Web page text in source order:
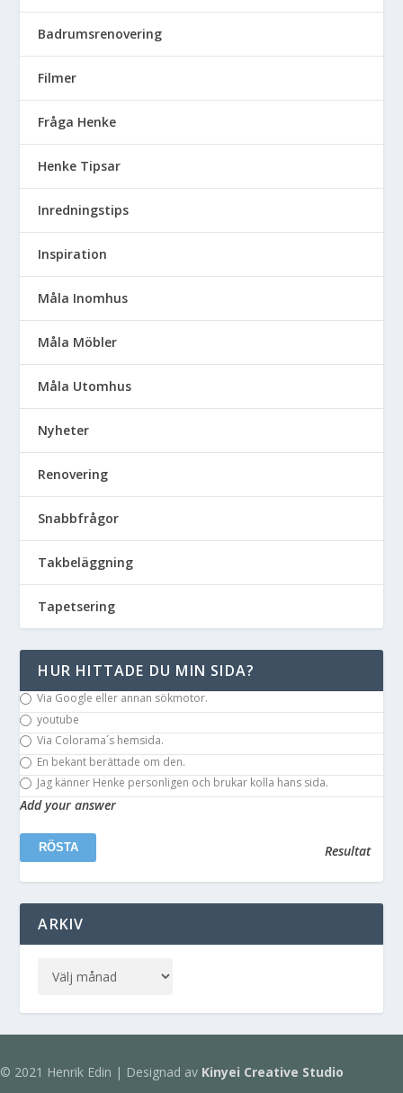
Badrumsrenovering
Filmer
Fråga Henke
Henke Tipsar
Inredningstips
Inspiration
Måla Inomhus
Måla Möbler
Måla Utomhus
Nyheter
Renovering
Snabbfrågor
Takbeläggning
Tapetsering
HUR HITTADE DU MIN SIDA?
Via Google eller annan sökmotor.
youtube
Via Colorama´s hemsida.
En bekant berättade om den.
Jag känner Henke personligen och brukar kolla hans sida.
Add your answer
Resultat
ARKIV
© 2021 Henrik Edin | Designad av Kinyei Creative Studio